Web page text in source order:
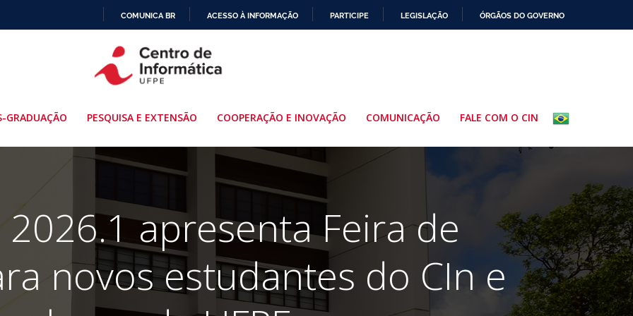
PARA
O
COMUNICA BR ACESSO À INFORMAÇÃO PARTICIPE LEGISLAÇÃO ÓRGÃOS DO GOVERNO
GRADUAÇÃO PESQUISA E EXTENSÃO COOPERAÇÃO E INOVAÇÃO COMUNICAÇÃO FALE COM O CIN
apresenta Feira de
novos estudantes do CIn e